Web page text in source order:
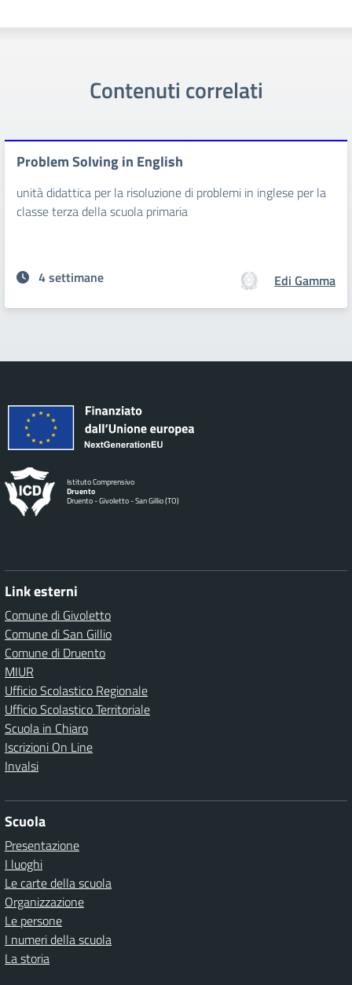
Contenuti correlati
Problem Solving in English
unità didattica per la risoluzione di problemi in inglese per la
classe terza della scuola primaria
4 settimane Edi Gamma
Istituto Comprensivo
Druento
Druento - Givoletto - San Gillio (TO)
Link esterni
Comune di Givoletto
Comune di San Gillio
Comune di Druento
MIUR
Ufficio Scolastico Regionale
Ufficio Scolastico Territoriale
Scuola in Chiaro
Iscrizioni On Line
Invalsi
Scuola
Presentazione
I luoghi
Le carte della scuola
Organizzazione
Le persone
I numeri della scuola
La storia